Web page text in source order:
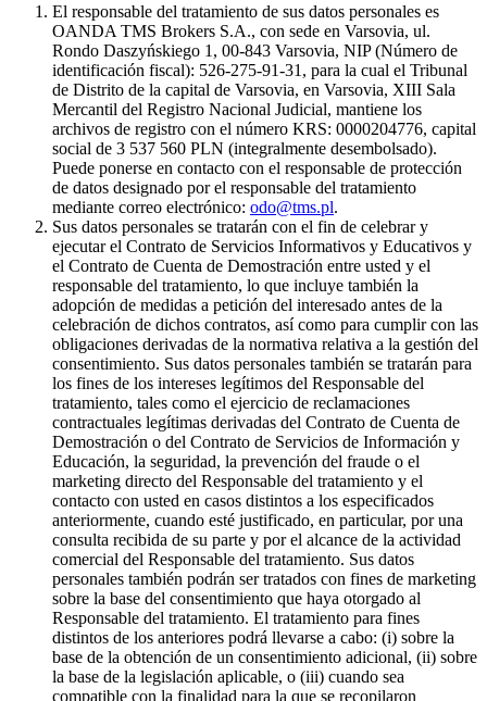
El responsable del tratamiento de sus datos personales es
OANDA TMS Brokers S.A., con sede en Varsovia, ul.
Rondo Daszyńskiego 1, 00-843 Varsovia, NIP (Número de
identificación fiscal): 526-275-91-31, para la cual el Tribunal
de Distrito de la capital de Varsovia, en Varsovia, XIII Sala
Mercantil del Registro Nacional Judicial, mantiene los
archivos de registro con el número KRS: 0000204776, capital
social de 3 537 560 PLN (integralmente desembolsado).
Puede ponerse en contacto con el responsable de protección
de datos designado por el responsable del tratamiento
mediante correo electrónico: odo@tms.pl.
Sus datos personales se tratarán con el fin de celebrar y
ejecutar el Contrato de Servicios Informativos y Educativos y
el Contrato de Cuenta de Demostración entre usted y el
responsable del tratamiento, lo que incluye también la
adopción de medidas a petición del interesado antes de la
celebración de dichos contratos, así como para cumplir con las
obligaciones derivadas de la normativa relativa a la gestión del
consentimiento. Sus datos personales también se tratarán para
los fines de los intereses legítimos del Responsable del
tratamiento, tales como el ejercicio de reclamaciones
contractuales legítimas derivadas del Contrato de Cuenta de
Demostración o del Contrato de Servicios de Información y
Educación, la seguridad, la prevención del fraude o el
marketing directo del Responsable del tratamiento y el
contacto con usted en casos distintos a los especificados
anteriormente, cuando esté justificado, en particular, por una
consulta recibida de su parte y por el alcance de la actividad
comercial del Responsable del tratamiento. Sus datos
personales también podrán ser tratados con fines de marketing
sobre la base del consentimiento que haya otorgado al
Responsable del tratamiento. El tratamiento para fines
distintos de los anteriores podrá llevarse a cabo: (i) sobre la
base de la obtención de un consentimiento adicional, (ii) sobre
la base de la legislación aplicable, o (iii) cuando sea
compatible con la finalidad para la que se recopilaron